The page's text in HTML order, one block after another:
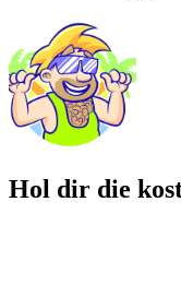
Hol dir die